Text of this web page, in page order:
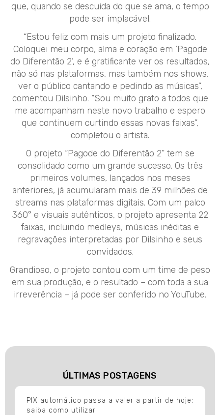
que, quando se descuida do que se ama, o tempo
pode ser implacável.
“Estou feliz com mais um projeto finalizado.
Coloquei meu corpo, alma e coração em ‘Pagode
do Diferentão 2’, e é gratificante ver os resultados,
não só nas plataformas, mas também nos shows,
ver o público cantando e pedindo as músicas”,
comentou Dilsinho. “Sou muito grato a todos que
me acompanham neste novo trabalho e espero
que continuem curtindo essas novas faixas”,
completou o artista.
O projeto “Pagode do Diferentão 2” tem se
consolidado como um grande sucesso. Os três
primeiros volumes, lançados nos meses
anteriores, já acumularam mais de 39 milhões de
streams nas plataformas digitais. Com um palco
360° e visuais autênticos, o projeto apresenta 22
faixas, incluindo medleys, músicas inéditas e
regravações interpretadas por Dilsinho e seus
convidados.
Grandioso, o projeto contou com um time de peso
em sua produção, e o resultado – com toda a sua
irreverência – já pode ser conferido no YouTube.
ÚLTIMAS POSTAGENS
PIX automático passa a valer a partir de hoje;
saiba como utilizar